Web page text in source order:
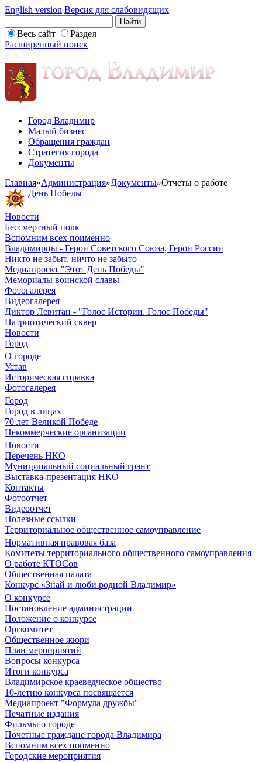
English version Версия для слабовидящих
Весь сайт
Раздел
Расширенный поиск
Город Владимир
Малый бизнес
Обращения граждан
Стратегия города
Документы
Главная»Администрация»Документы»Отчеты о работе
День Победы
Новости
Бессмертный полк
Вспомним всех поименно
Владимирцы - Герои Советского Союза, Герои России
Никто не забыт, ничто не забыто
Медиапроект "Этот День Победы"
Мемориалы воинской славы
Фотогалерея
Видеогалерея
Диктор Левитан - "Голос Истории. Голос Победы"
Патриотический сквер
Новости
Город
О городе
Устав
Историческая справка
Фотогалерея
Город
Город в лицах
70 лет Великой Победе
Некоммерческие организации
Новости
Перечень НКО
Муниципальный социальный грант
Выставка-презентация НКО
Контакты
Фотоотчет
Видеоотчет
Полезные ссылки
Территориальное общественное самоуправление
Нормативная правовая база
Комитеты территориального общественного самоуправления
О работе КТОСов
Общественная палата
Конкурс «Знай и люби родной Владимир»
О конкурсе
Постановление администрации
Положение о конкурсе
Оргкомитет
Общественное жюри
План мероприятий
Вопросы конкурса
Итоги конкурса
Владимирское краеведческое общество
10-летию конкурса посвящается
Медиапроект "Формула дружбы"
Печатные издания
Фильмы о городе
Почетные граждане города Владимира
Вспомним всех поименно
Городские мероприятия